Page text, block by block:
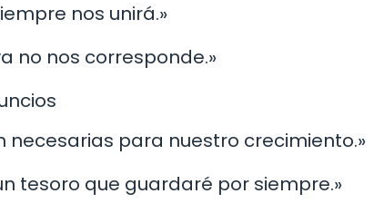
nos unirá.»
no nos corresponde.»
necesarias para nuestro crecimiento.»
tesoro que guardaré por siempre.»